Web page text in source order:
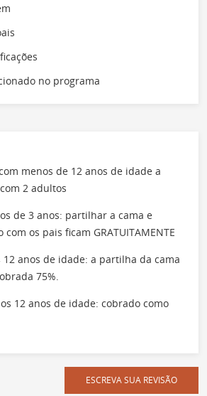
no programa
menos de 12 anos de idade a
2 adultos
de 3 anos: partilhar a cama e
os pais ficam GRATUITAMENTE
12 anos de idade: a partilha da cama
75%.
12 anos de idade: cobrado como
ESCREVA SUA REVISÃO